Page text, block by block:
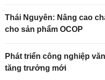
Thái Nguyên: Nâng cao
cho sản phẩm OCOP
Phát triển công nghiệp
tăng trưởng mới